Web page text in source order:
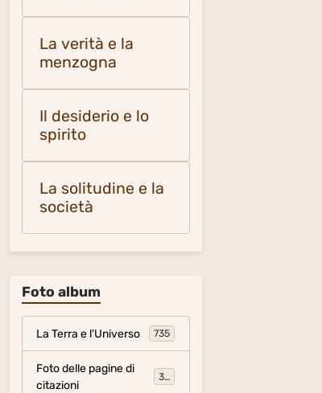
La verità e la
menzogna
Il desiderio e lo
spirito
La solitudine e la
società
Foto album
La Terra e l'Universo 735
Foto delle pagine di
citazioni
317